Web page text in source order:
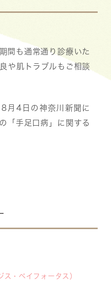
間も通常通り診療いた
や肌トラブルもご相談
8月4日の神奈川新聞に
「手足口病」に関する
しん（はしか）対策事
ます】
ス・ベイフォータス）